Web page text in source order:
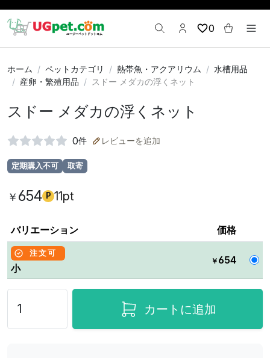
0
ホーム ペットカテゴリ 熱帯魚・アクアリウム
水槽用品
産卵・繁殖用品
スドー メダカの浮くネット
スドー メダカの浮くネット
0件 レビューを追加
定期購入不可 取寄
￥ 654 P 11pt
バリエーション 価格
注文可
小
￥ 654
カートに追加